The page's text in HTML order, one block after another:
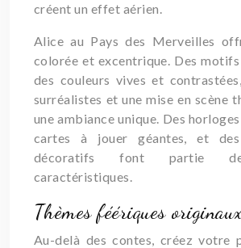
créent un effet aérien.
Alice au Pays des Merveilles
colorée et excentrique. Des
des couleurs vives et
surréalistes et une mise en scène
une ambiance unique. Des
cartes à jouer géantes, et des
décoratifs font partie
caractéristiques.
Thèmes féériques
Au-delà des contes, créez votre